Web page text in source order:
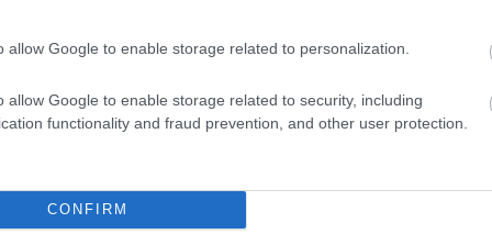
allow Google to enable storage related to personalization.
allow Google to enable storage related to security, including
functionality and fraud prevention, and other user protection.
CONFIRM
– MAGYAR POPZENE 1993-